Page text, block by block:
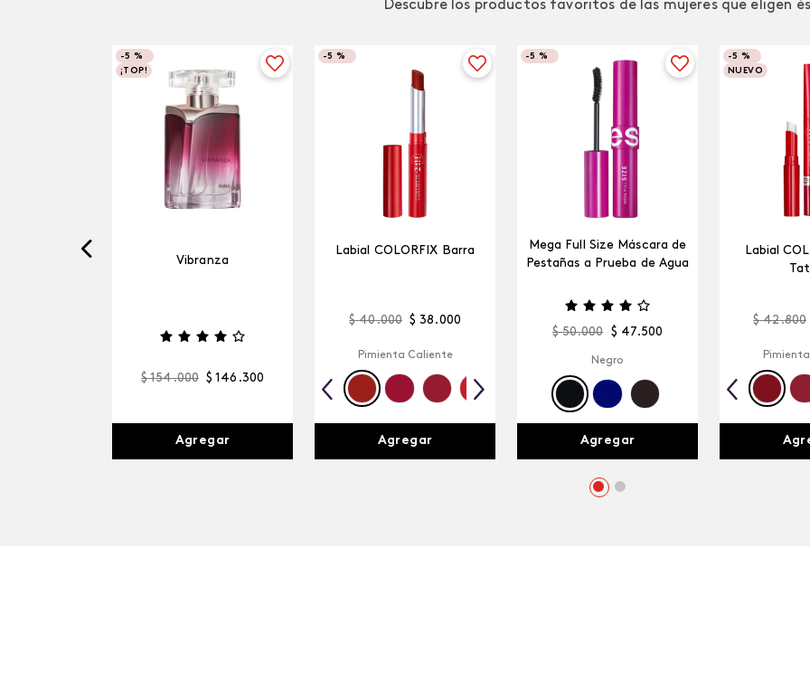
Descubre los productos favoritos de las mujeres que eligen
-5 %
¡TOP!
Vibranza
$ 154.000 $ 146 .300
Agregar
-5 %
Labial COLORFIX Barra
$ 40.000 $ 38 .000
Pimienta Caliente
Agregar
-5 %
Mega Full Size Máscara de
Pestañas a Prueba de Agua
$ 50.000 $ 47.500
Negro
Agregar
-5 %
NUEVO
Labial
$ 42.800